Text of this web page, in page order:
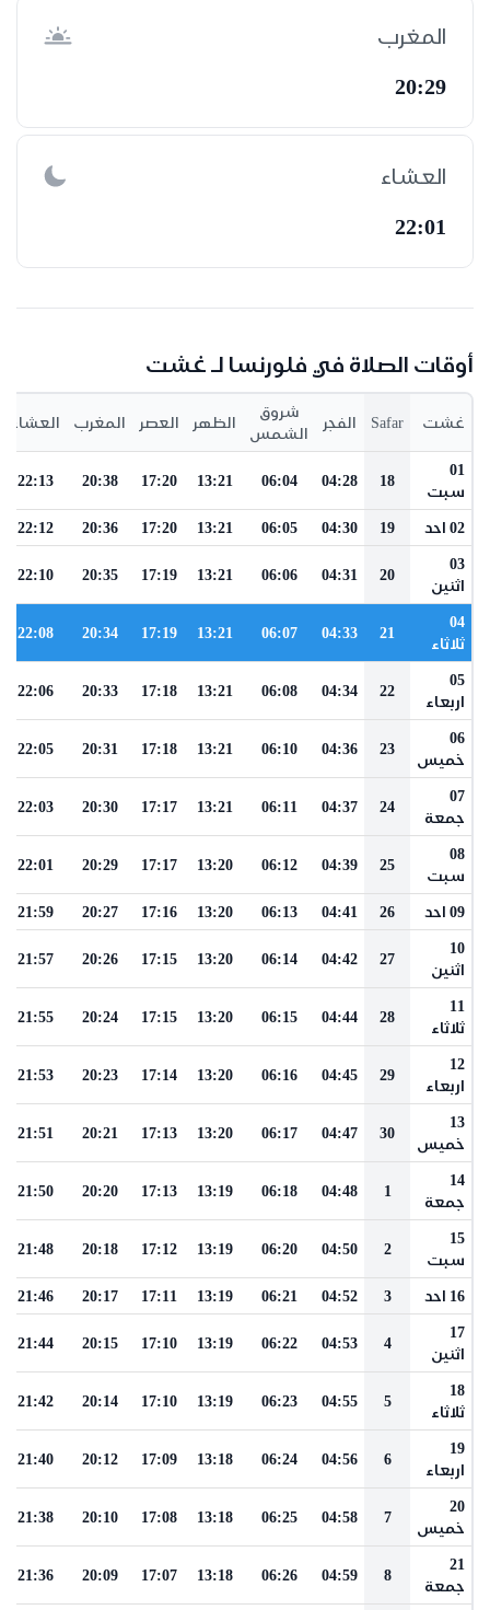
المغرب
20:29
العشاء
22:01
أوقات الصلاة في فلورنسا لـ غشت
غشت Safar الفجر
شروق
الشمس
الظهر العصر المغرب العشاء
01
سبت
18
04:28
06:04
13:21
17:20
20:38
22:13
02 احد 19
04:30
06:05
13:21
17:20
20:36
22:12
03
اثنين
20
04:31
06:06
13:21
17:19
20:35
22:10
04
ثلاثاء
21
04:33
06:07
13:21
17:19
20:34
22:08
05
اربعاء
22
04:34
06:08
13:21
17:18
20:33
22:06
06
خميس
23
04:36
06:10
13:21
17:18
20:31
22:05
07
جمعة
24
04:37
06:11
13:21
17:17
20:30
22:03
08
سبت
25
04:39
06:12
13:20
17:17
20:29
22:01
09 احد 26
04:41
06:13
13:20
17:16
20:27
21:59
10
اثنين
27
04:42
06:14
13:20
17:15
20:26
21:57
11
ثلاثاء
28
04:44
06:15
13:20
17:15
20:24
21:55
12
اربعاء
29
04:45
06:16
13:20
17:14
20:23
21:53
13
خميس
30
04:47
06:17
13:20
17:13
20:21
21:51
14
جمعة
1
04:48
06:18
13:19
17:13
20:20
21:50
15
سبت
2
04:50
06:20
13:19
17:12
20:18
21:48
16 احد 3
04:52
06:21
13:19
17:11
20:17
21:46
17
اثنين
4
04:53
06:22
13:19
17:10
20:15
21:44
18
ثلاثاء
5
04:55
06:23
13:19
17:10
20:14
21:42
19
اربعاء
6
04:56
06:24
13:18
17:09
20:12
21:40
20
خميس
7
04:58
06:25
13:18
17:08
20:10
21:38
21
جمعة
8
04:59
06:26
13:18
17:07
20:09
21:36